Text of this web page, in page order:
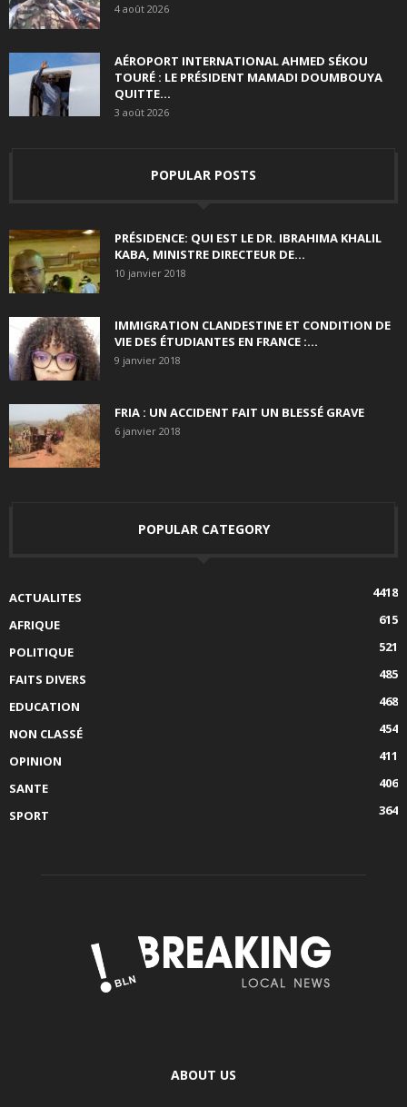
4 août 2026
AÉROPORT INTERNATIONAL AHMED SÉKOU
TOURÉ : LE PRÉSIDENT MAMADI DOUMBOUYA
QUITTE...
3 août 2026
POPULAR POSTS
PRÉSIDENCE: QUI EST LE DR. IBRAHIMA KHALIL
KABA, MINISTRE DIRECTEUR DE...
10 janvier 2018
IMMIGRATION CLANDESTINE ET CONDITION DE
VIE DES ÉTUDIANTES EN FRANCE :...
9 janvier 2018
FRIA : UN ACCIDENT FAIT UN BLESSÉ GRAVE
6 janvier 2018
POPULAR CATEGORY
ACTUALITES
4418
AFRIQUE
615
POLITIQUE
521
FAITS DIVERS
485
EDUCATION
468
NON CLASSÉ
454
OPINION
411
SANTE
406
SPORT
364
ABOUT US